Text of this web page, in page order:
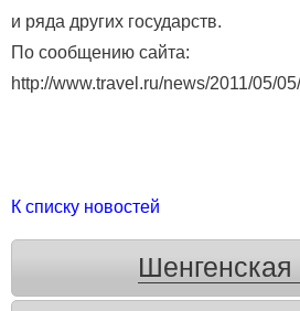
и ряда других государств.
По сообщению сайта:
http://www.travel.ru/news/2011/05/
К списку новостей
Шенгенская